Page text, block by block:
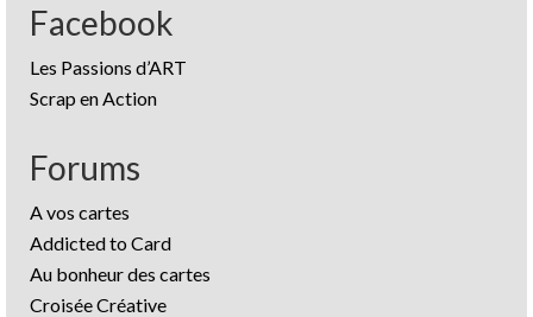
Facebook
Les Passions d’ART
Scrap en Action
Forums
A vos cartes
Addicted to Card
Au bonheur des cartes
Croisée Créative